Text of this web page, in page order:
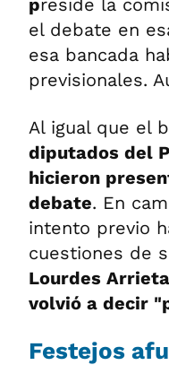
preside la
el debate en
esa bancada
previsionales.
Al igual que el
diputados del
hicieron
debate. En
intento previo
cuestiones de
Lourdes
volvió a decir
Festejos